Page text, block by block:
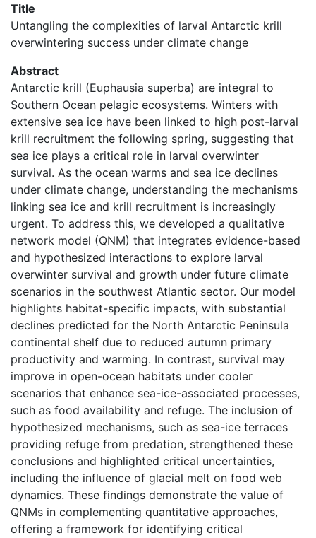
Title
Untangling the complexities of larval Antarctic krill
overwintering success under climate change
Abstract
Antarctic krill (Euphausia superba) are integral to
Southern Ocean pelagic ecosystems. Winters with
extensive sea ice have been linked to high post-larval
krill recruitment the following spring, suggesting that
sea ice plays a critical role in larval overwinter
survival. As the ocean warms and sea ice declines
under climate change, understanding the mechanisms
linking sea ice and krill recruitment is increasingly
urgent. To address this, we developed a qualitative
network model (QNM) that integrates evidence-based
and hypothesized interactions to explore larval
overwinter survival and growth under future climate
scenarios in the southwest Atlantic sector. Our model
highlights habitat-specific impacts, with substantial
declines predicted for the North Antarctic Peninsula
continental shelf due to reduced autumn primary
productivity and warming. In contrast, survival may
improve in open-ocean habitats under cooler
scenarios that enhance sea-ice-associated processes,
such as food availability and refuge. The inclusion of
hypothesized mechanisms, such as sea-ice terraces
providing refuge from predation, strengthened these
conclusions and highlighted critical uncertainties,
including the influence of glacial melt on food web
dynamics. These findings demonstrate the value of
QNMs in complementing quantitative approaches,
offering a framework for identifying critical